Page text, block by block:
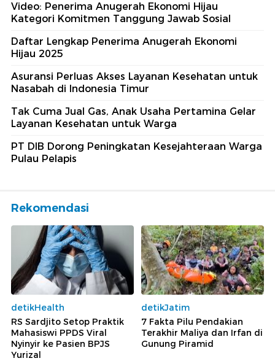
Video: Penerima Anugerah Ekonomi Hijau
Kategori Komitmen Tanggung Jawab Sosial
Daftar Lengkap Penerima Anugerah Ekonomi
Hijau 2025
Asuransi Perluas Akses Layanan Kesehatan untuk
Nasabah di Indonesia Timur
Tak Cuma Jual Gas, Anak Usaha Pertamina Gelar
Layanan Kesehatan untuk Warga
PT DIB Dorong Peningkatan Kesejahteraan Warga
Pulau Pelapis
Rekomendasi
detikHealth
RS Sardjito Setop Praktik
Mahasiswi PPDS Viral
Nyinyir ke Pasien BPJS
Yurizal
detikJatim
7 Fakta Pilu Pendakian
Terakhir Maliya dan Irfan di
Gunung Piramid